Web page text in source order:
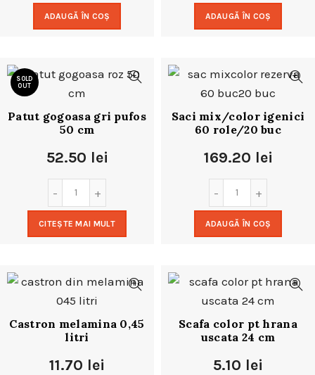
ADAUGĂ ÎN COȘ ADAUGĂ ÎN COȘ
SOLD
OUT
Patut gogoasa gri pufos
50 cm
52.50 lei
CITEȘTE MAI MULT
Saci mix/color igenici
60 role/20 buc
169.20 lei
ADAUGĂ ÎN COȘ
Castron melamina 0,45
litri
11.70 lei
Scafa color pt hrana
uscata 24 cm
5.10 lei